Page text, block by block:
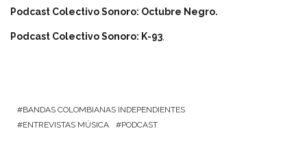
Podcast Colectivo Sonoro: Octubre Negro.
Podcast Colectivo Sonoro: K-93
BANDAS COLOMBIANAS INDEPENDIENTES
ENTREVISTAS MÚSICA
PODCAST